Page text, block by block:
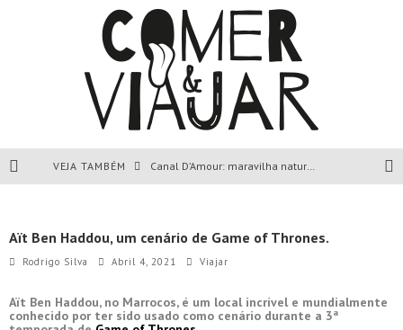
VEJA TAMBÉM Canal D’Amour: maravilha natural de Corfu, Grécia.
Paleokastritsa, Corfu, Grécia.
Aït Ben Haddou, um cenário de Game of Thrones.
Rodrigo Silva Abril 4, 2021 Viajar
Aït Ben Haddou, no Marrocos, é um local incrível e mundialmente
conhecido por ter sido usado como cenário durante a 3ª